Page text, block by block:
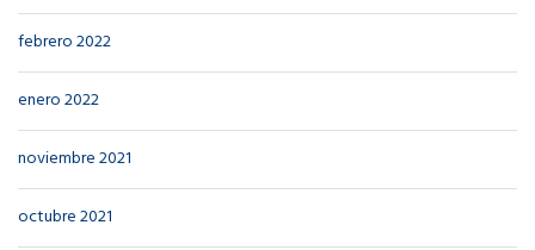
febrero 2022
enero 2022
noviembre 2021
octubre 2021